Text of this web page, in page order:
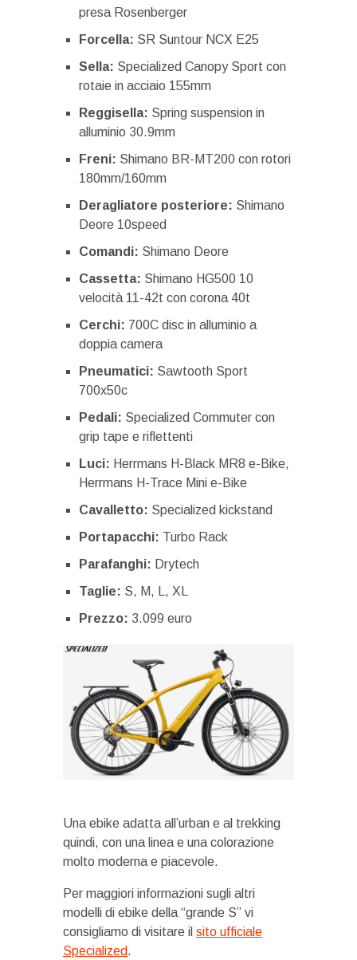
presa Rosenberger
Forcella: SR Suntour NCX E25
Sella: Specialized Canopy Sport con
rotaie in acciaio 155mm
Reggisella: Spring suspension in
alluminio 30.9mm
Freni: Shimano BR-MT200 con rotori
180mm/160mm
Deragliatore posteriore: Shimano
Deore 10speed
Comandi: Shimano Deore
Cassetta: Shimano HG500 10
velocità 11-42t con corona 40t
Cerchi: 700C disc in alluminio a
doppia camera
Pneumatici: Sawtooth Sport
700x50c
Pedali: Specialized Commuter con
grip tape e riflettenti
Luci: Herrmans H-Black MR8 e-Bike,
Herrmans H-Trace Mini e-Bike
Cavalletto: Specialized kickstand
Portapacchi: Turbo Rack
Parafanghi: Drytech
Taglie: S, M, L, XL
Prezzo: 3.099 euro
Una ebike adatta all’urban e al trekking
quindi, con una linea e una colorazione
molto moderna e piacevole.
Per maggiori informazioni sugli altri
modelli di ebike della “grande S” vi
consigliamo di visitare il sito ufficiale
Specialized.